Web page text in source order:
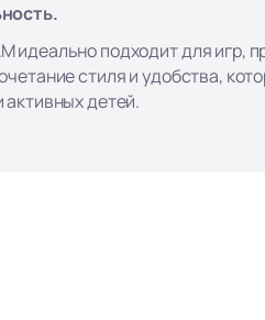
идеально подходит для игр,
стиля и удобства,
активных детей.